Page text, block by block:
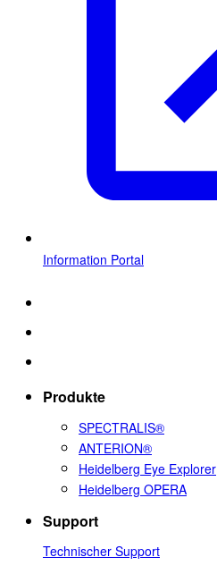
Information Portal
Produkte
SPECTRALIS®
ANTERION®
Heidelberg Eye Explorer
Heidelberg OPERA
Support
Technischer Support